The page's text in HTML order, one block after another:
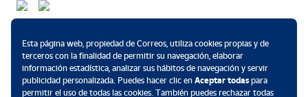
Esta página web, propiedad de Correos, utiliza cookies propias y de
terceros con la finalidad de permitir su navegación, elaborar
información estadística, analizar sus hábitos de navegación y servir
publicidad personalizada. Puedes hacer clic en Aceptar todaspara
permitir el uso de todas las cookies. También puedes rechazar todas